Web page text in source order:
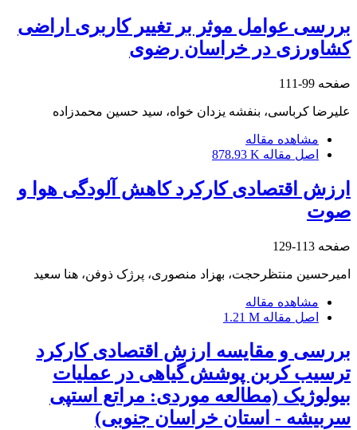
بررسی عوامل موثر بر تغییر کاربری اراضی
کشاورزی در خراسان رضوی
صفحه 99-111
علیرضا کرباسی، بنفشه یزدان خواه، سید حسین محمدزاده
مشاهده مقاله
اصل مقاله 878.93 K
ارزش اقتصادی کارکرد کاهش آلودگی هوا و
صوت
صفحه 113-129
امیرحسین منتظرحجت، بهزاد منصوری، پرژک ذوفن، هنا سعید
مشاهده مقاله
اصل مقاله 1.21 M
بررسی و مقایسه ارزش اقتصادی کارکرد
ترسیب کربن پوشش گیاهی در عملیات
بیولوژیک (مطالعه موردی: مراتع استپی
سربیشه - استان خراسان جنوبی)